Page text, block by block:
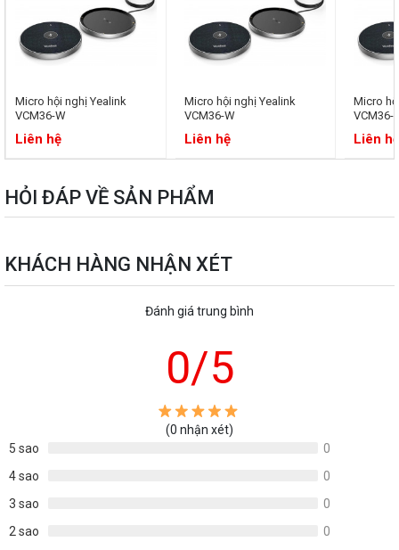
InfoComm 2022
Yealink VCM36W được trang bị loạt công nghệ hiện đại, mang đến hiệu
suất thu âm vượt trội, bảo mật cao và khả năng hoạt động linh hoạt
trong mọi môi trường họp chuyên nghiệp. Yealink VCM36-W thu âm
Micro hội nghị Yealink
VCM36-W
Liên hệ
Micro hội nghị Yealink
VCM36-W
Liên hệ
Micro
VCM36-
Liên hệ
HỎI ĐÁP VỀ SẢN PHẨM
KHÁCH HÀNG NHẬN XÉT
Đánh giá trung bình
0/5
(0 nhận xét)
5 sao
0
4 sao
0
3 sao
0
2 sao
0